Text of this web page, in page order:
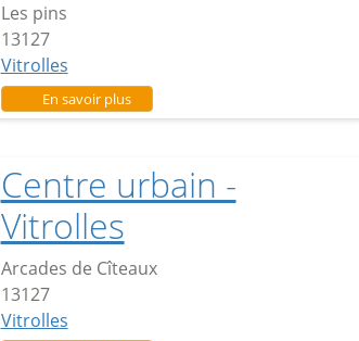
Les pins
13127
Vitrolles
En savoir plussur Les Pins
Centre urbain -
Vitrolles
Arcades de Cîteaux
13127
Vitrolles